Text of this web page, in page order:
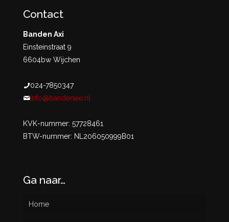
Contact
Banden Axi
Einsteinstraat 9
6604bw Wijchen
024-7850347
info@bandenaxi.nl
KVK-nummer: 57728461
BTW-nummer: NL206050999B01
Ga naar…
Home